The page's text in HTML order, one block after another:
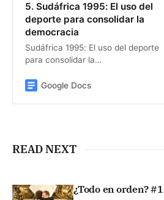
5. Sudáfrica 1995: El uso del
deporte para consolidar la
democracia
Sudáfrica 1995: El uso del deporte
para consolidar la
Souza 24 de junio de 1995, 13:25,
que arrasó todo el torneo y
Google Docs
READ NEXT
¿Todo en orden?